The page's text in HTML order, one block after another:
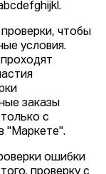
чтобы
условия.
заказы
с
"Маркете".
ошибки